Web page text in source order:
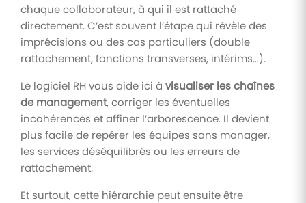
chaque collaborateur, à qui il est rattaché
directement. C’est souvent l’étape qui révèle des
imprécisions ou des cas particuliers (double
rattachement, fonctions transverses, intérims…).
Le logiciel RH vous aide ici à visualiser les chaînes
de management, corriger les éventuelles
incohérences et affiner l’arborescence. Il devient
plus facile de repérer les équipes sans manager,
les services déséquilibrés ou les erreurs de
rattachement.
Et surtout, cette hiérarchie peut ensuite être